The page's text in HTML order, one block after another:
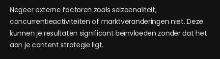
Negeer externe factoren zoals seizoenaliteit,
concurrentieactiviteiten of marktveranderingen niet. Deze
kunnen je resultaten significant beïnvloeden zonder dat het
aan je content strategie ligt.